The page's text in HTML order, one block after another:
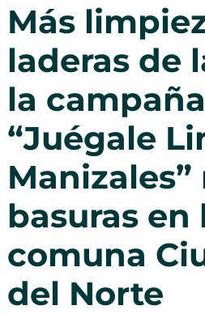
Más
laderas de
la campaña
“Juégale
basuras en
comuna
del Norte